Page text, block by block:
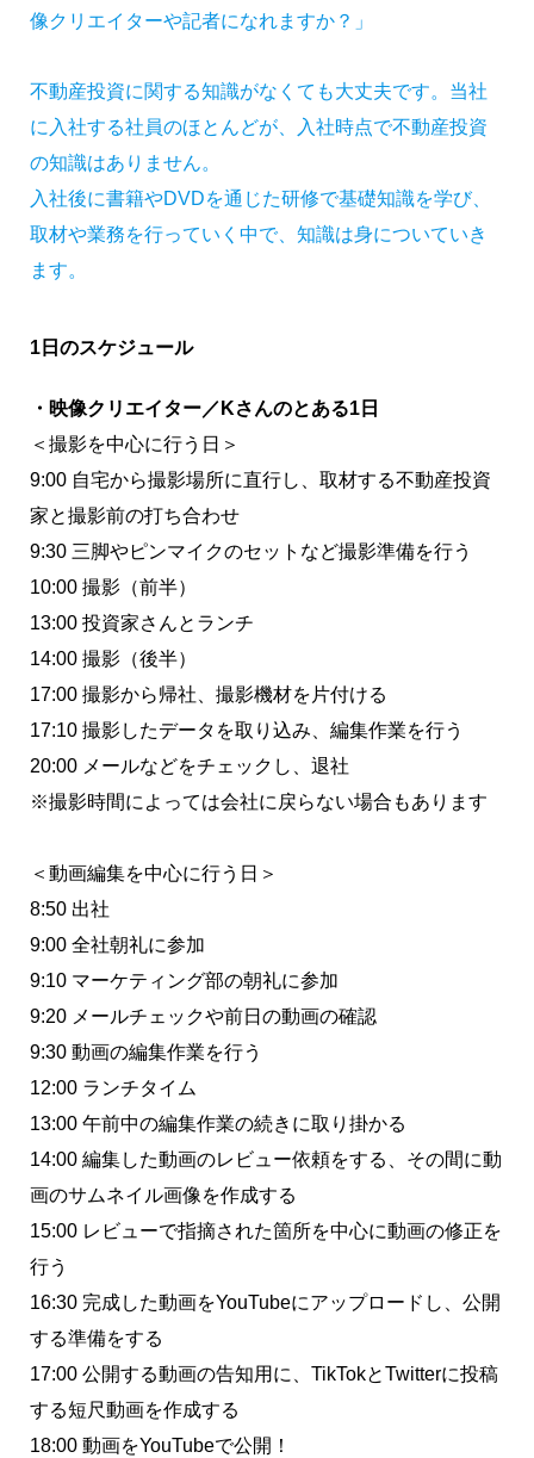
像クリエイターや記者になれますか？」
不動産投資に関する知識がなくても大丈夫です。当社
に入社する社員のほとんどが、入社時点で不動産投資
の知識はありません。
入社後に書籍やDVDを通じた研修で基礎知識を学び、
取材や業務を行っていく中で、知識は身についていき
ます。
1日のスケジュール
・映像クリエイター／Kさんのとある1日
＜撮影を中心に行う日＞
9:00 自宅から撮影場所に直行し、取材する不動産投資
家と撮影前の打ち合わせ
9:30 三脚やピンマイクのセットなど撮影準備を行う
10:00 撮影（前半）
13:00 投資家さんとランチ
14:00 撮影（後半）
17:00 撮影から帰社、撮影機材を片付ける
17:10 撮影したデータを取り込み、編集作業を行う
20:00 メールなどをチェックし、退社
※撮影時間によっては会社に戻らない場合もあります
＜動画編集を中心に行う日＞
8:50 出社
9:00 全社朝礼に参加
9:10 マーケティング部の朝礼に参加
9:20 メールチェックや前日の動画の確認
9:30 動画の編集作業を行う
12:00 ランチタイム
13:00 午前中の編集作業の続きに取り掛かる
14:00 編集した動画のレビュー依頼をする、その間に動
画のサムネイル画像を作成する
15:00 レビューで指摘された箇所を中心に動画の修正を
行う
16:30 完成した動画をYouTubeにアップロードし、公開
する準備をする
17:00 公開する動画の告知用に、TikTokとTwitterに投稿
する短尺動画を作成する
18:00 動画をYouTubeで公開！